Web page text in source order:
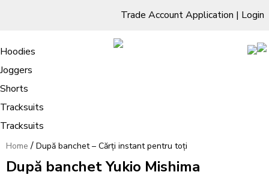
Trade Account Application | Login
Living Room
Sofas & Chairs
Cornar Sofas
Sofas
TV Units & Stands
Bedroom
Chest of Drawers
3 Drawer Chest
4 Drawer Chest
5 Drawer Chest
6 Drawer Chest
Dressing Tables Stools
Dressing Tables
Dressing Stools
Wholesale Mattresses
Mirrors
Free Standing Mirrors
Dining Room
Clothing
Hoodies
Joggers
Shorts
Tracksuits
Tracksuits
După banchet – Cărți instant pentru
toți
Home / După banchet – Cărți instant pentru toți
După banchet Yukio Mishima